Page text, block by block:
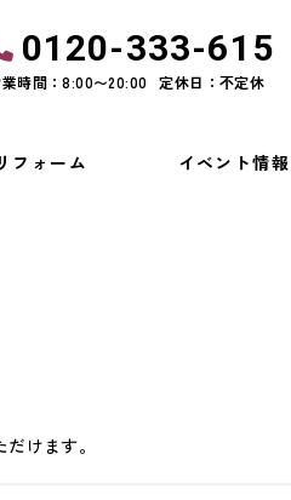
0120-333-615
時間：8:00〜20:00 定休日：不定休
フォーム イベント情報
けます。